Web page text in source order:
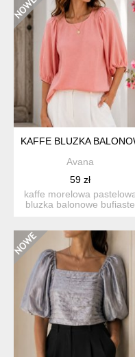
KAFFE BLUZKA
Avana
59 zł
kaffe morelowa
bluzka balonowe bufiaste